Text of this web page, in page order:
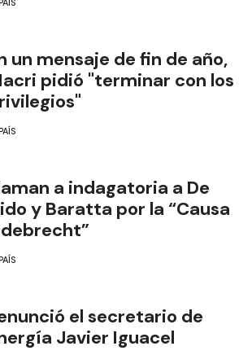
un mensaje de fin de año,
pidió "terminar con los
a indagatoria a De
y Baratta por la “Causa
el secretario de
Javier Iguacel